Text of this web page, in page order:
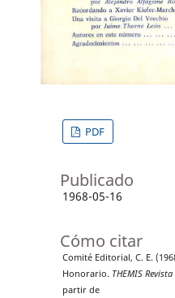
PDF
Publicado
1968-05-16
Cómo citar
Comité Editorial, C. E.
Honorario. THEMIS
partir de